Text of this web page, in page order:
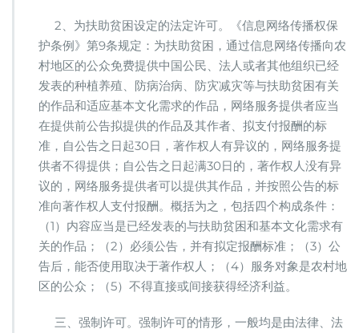
2、为扶助贫困设定的法定许可。《信息网络传播权保
护条例》第9条规定：为扶助贫困，通过信息网络传播向农
村地区的公众免费提供中国公民、法人或者其他组织已经
发表的种植养殖、防病治病、防灾减灾等与扶助贫困有关
的作品和适应基本文化需求的作品，网络服务提供者应当
在提供前公告拟提供的作品及其作者、拟支付报酬的标
准，自公告之日起30日，著作权人有异议的，网络服务提
供者不得提供；自公告之日起满30日的，著作权人没有异
议的，网络服务提供者可以提供其作品，并按照公告的标
准向著作权人支付报酬。概括为之，包括四个构成条件：
（1）内容应当是已经发表的与扶助贫困和基本文化需求有
关的作品；（2）必须公告，并有拟定报酬标准；（3）公
告后，能否使用取决于著作权人；（4）服务对象是农村地
区的公众；（5）不得直接或间接获得经济利益。
三、强制许可。强制许可的情形，一般均是由法律、法